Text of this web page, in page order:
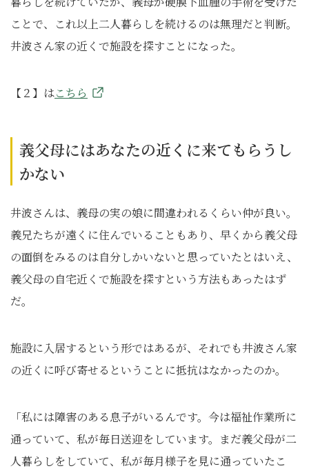
ことで、これ以上二人暮らしを続けるのは無理だと判断。
井波さん家の近くで施設を探すことになった。
【２】はこちら
義父母にはあなたの近くに来てもらうし
かない
井波さんは、義母の実の娘に間違われるくらい仲が良い。
義兄たちが遠くに住んでいることもあり、早くから義父母
の面倒をみるのは自分しかいないと思っていたとはいえ、
義父母の自宅近くで施設を探すという方法もあったはず
だ。
施設に入居するという形ではあるが、それでも井波さん家
の近くに呼び寄せるということに抵抗はなかったのか。
「私には障害のある息子がいるんです。今は福祉作業所に
通っていて、私が毎日送迎をしています。まだ義父母が二
人暮らしをしていて、私が毎月様子を見に通っていたこ